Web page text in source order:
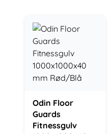
Odin Floor
Guards
Fitnessgulv